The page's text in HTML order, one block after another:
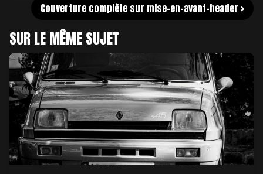
Couverture complète sur mise-en-avant-header >
SUR LE MÊME SUJET